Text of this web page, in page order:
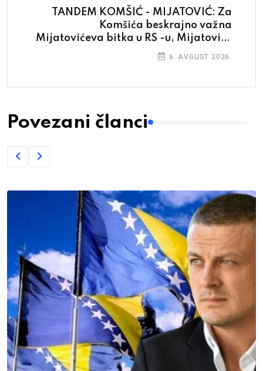
TANDEM KOMŠIĆ - MIJATOVIĆ: Za
Komšića beskrajno važna
Mijatovićeva bitka u RS -u, Mijatoviću
biti u Predsjedništvu BiH
6. AVGUST 2026.
Povezani članci